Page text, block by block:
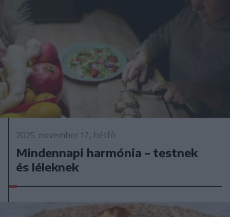
2025. november 17., hétfő
Mindennapi harmónia – testnek
és léleknek